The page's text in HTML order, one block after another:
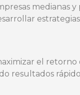
medianas
el
resultados